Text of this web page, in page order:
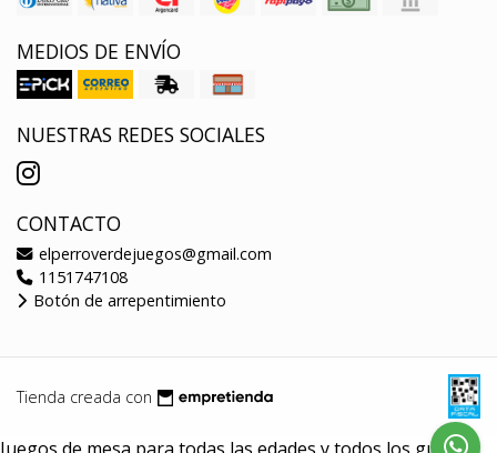
MEDIOS DE ENVÍO
NUESTRAS REDES SOCIALES
CONTACTO
elperroverdejuegos@gmail.com
1151747108
Botón de arrepentimiento
Tienda creada con